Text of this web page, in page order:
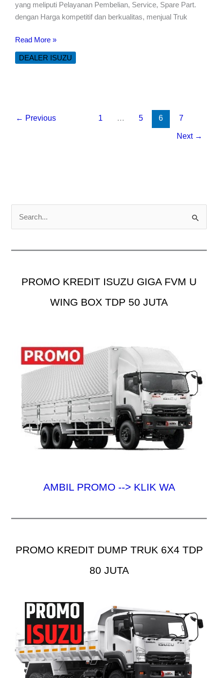
yang meliputi Pelayanan Pembelian, Service, Spare Part.
dengan Harga kompetitif dan berkualitas, menjual Truk
ISUZU
TANGERANG
ASTRIDO
Read More »
DEALER ISUZU
← Previous 1 … 5 6 7
Next →
PROMO KREDIT ISUZU GIGA FVM U
WING BOX TDP 50 JUTA
AMBIL PROMO --> KLIK WA
PROMO KREDIT DUMP TRUK 6X4 TDP
80 JUTA